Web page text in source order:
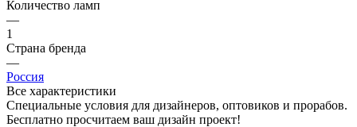
Количество ламп
—
1
Страна бренда
—
Россия
Все характеристики
Специальные условия для дизайнеров, оптовиков и прорабов.
Бесплатно просчитаем ваш дизайн проект!